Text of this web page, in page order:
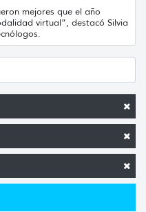
mejores que el año
virtual”, destacó Silvia